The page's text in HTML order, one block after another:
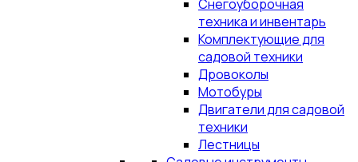
Снегоуборочная
техника и инвентарь
Комплектующие для
садовой техники
Дровоколы
Мотобуры
Двигатели для садовой
техники
Лестницы